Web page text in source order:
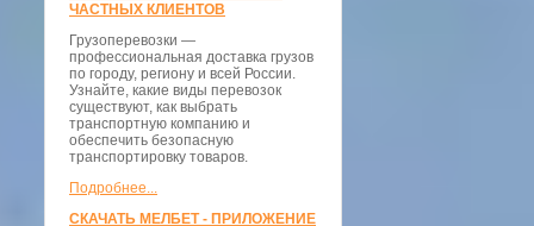
ЧАСТНЫХ КЛИЕНТОВ
Грузоперевозки —
профессиональная доставка грузов
по городу, региону и всей России.
Узнайте, какие виды перевозок
существуют, как выбрать
транспортную компанию и
обеспечить безопасную
транспортировку товаров.
Подробнее...
СКАЧАТЬ МЕЛБЕТ - ПРИЛОЖЕНИЕ